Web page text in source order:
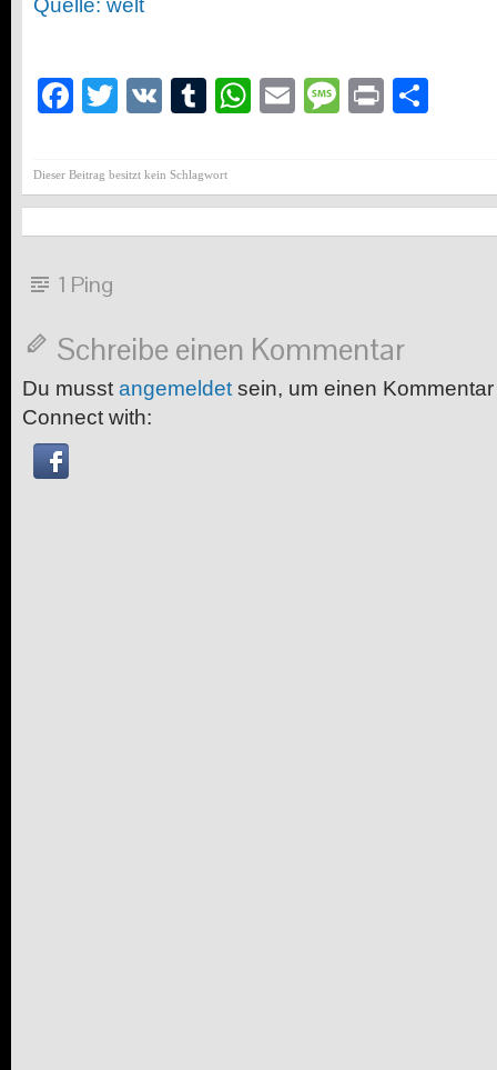
Facebook
Twitter
VK Tumblr
WhatsApp
EmailMessage
Print
Dieser Beitrag besitzt kein Schlagwort
1 Ping
Schreibe einen Kommentar
Du musst angemeldet sein, um einen
Connect with: